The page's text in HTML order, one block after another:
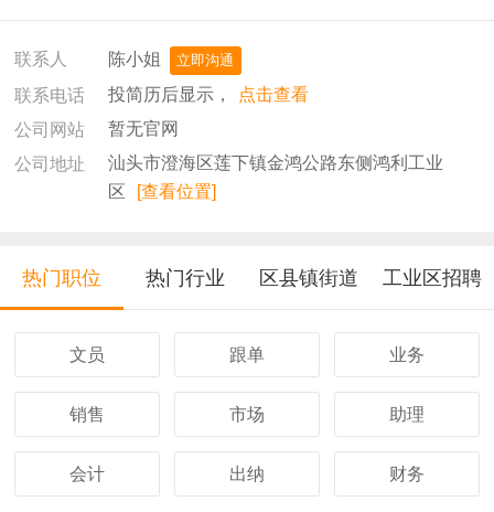
联系人 陈小姐 立即沟通
联系电话 投简历后显示，
点击查看
公司网站
暂无官网
公司地址
汕头市澄海区莲下镇金鸿公路东侧鸿利工业
区
[查看位置]
热门职位 热门行业 区县镇街道 工业区招聘
文员 跟单 业务
销售 市场 助理
会计 出纳 财务